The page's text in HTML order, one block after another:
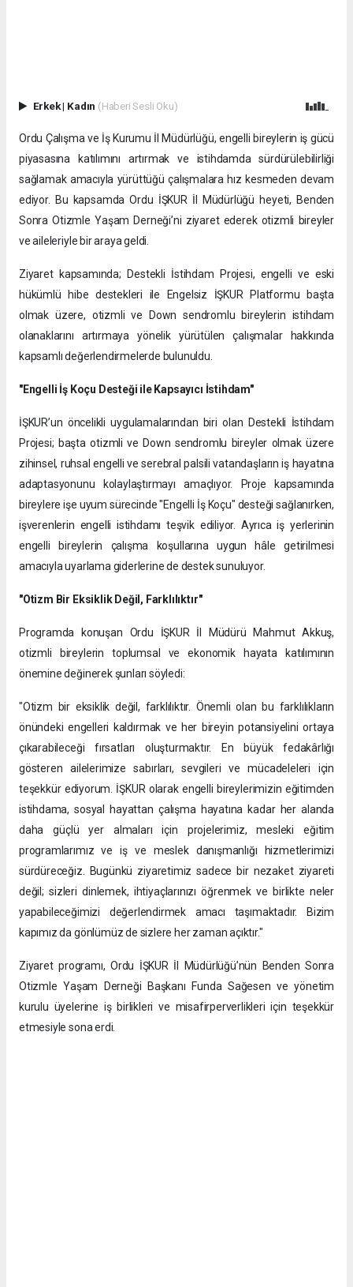
Erkek| Kadın (Haberi Sesli Oku)
Ordu Çalışma ve İş Kurumu İl Müdürlüğü, engelli bireylerin iş gücü
piyasasına katılımını artırmak ve istihdamda sürdürülebilirliği
sağlamak amacıyla yürüttüğü çalışmalara hız kesmeden devam
ediyor. Bu kapsamda Ordu İŞKUR İl Müdürlüğü heyeti, Benden
Sonra Otizmle Yaşam Derneği’ni ziyaret ederek otizmli bireyler
ve aileleriyle bir araya geldi.
Ziyaret kapsamında; Destekli İstihdam Projesi, engelli ve eski
hükümlü hibe destekleri ile Engelsiz İŞKUR Platformu başta
olmak üzere, otizmli ve Down sendromlu bireylerin istihdam
olanaklarını artırmaya yönelik yürütülen çalışmalar hakkında
kapsamlı değerlendirmelerde bulunuldu.
"Engelli İş Koçu Desteği ile Kapsayıcı İstihdam"
İŞKUR’un öncelikli uygulamalarından biri olan Destekli İstihdam
Projesi; başta otizmli ve Down sendromlu bireyler olmak üzere
zihinsel, ruhsal engelli ve serebral palsili vatandaşların iş hayatına
adaptasyonunu kolaylaştırmayı amaçlıyor. Proje kapsamında
bireylere işe uyum sürecinde "Engelli İş Koçu" desteği sağlanırken,
işverenlerin engelli istihdamı teşvik ediliyor. Ayrıca iş yerlerinin
engelli bireylerin çalışma koşullarına uygun hâle getirilmesi
amacıyla uyarlama giderlerine de destek sunuluyor.
"Otizm Bir Eksiklik Değil, Farklılıktır"
Programda konuşan Ordu İŞKUR İl Müdürü Mahmut Akkuş,
otizmli bireylerin toplumsal ve ekonomik hayata katılımının
önemine değinerek şunları söyledi:
"Otizm bir eksiklik değil, farklılıktır. Önemli olan bu farklılıkların
önündeki engelleri kaldırmak ve her bireyin potansiyelini ortaya
çıkarabileceği fırsatları oluşturmaktır. En büyük fedakârlığı
gösteren ailelerimize sabırları, sevgileri ve mücadeleleri için
teşekkür ediyorum. İŞKUR olarak engelli bireylerimizin eğitimden
istihdama, sosyal hayattan çalışma hayatına kadar her alanda
daha güçlü yer almaları için projelerimiz, mesleki eğitim
programlarımız ve iş ve meslek danışmanlığı hizmetlerimizi
sürdüreceğiz. Bugünkü ziyaretimiz sadece bir nezaket ziyareti
değil; sizleri dinlemek, ihtiyaçlarınızı öğrenmek ve birlikte neler
yapabileceğimizi değerlendirmek amacı taşımaktadır. Bizim
kapımız da gönlümüz de sizlere her zaman açıktır."
Ziyaret programı, Ordu İŞKUR İl Müdürlüğü’nün Benden Sonra
Otizmle Yaşam Derneği Başkanı Funda Sağesen ve yönetim
kurulu üyelerine iş birlikleri ve misafirperverlikleri için teşekkür
etmesiyle sona erdi.